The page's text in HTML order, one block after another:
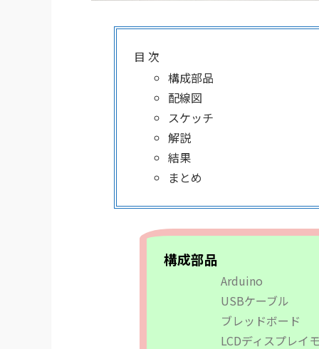
目 次
構成部品
配線図
スケッチ
解説
結果
まとめ
構成部品
Arduino​
USBケーブル​
ブレッドボード​
LCDディスプレ